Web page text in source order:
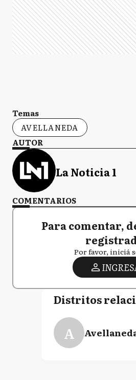
Temas
AVELLANEDA
AUTOR
La Noticia 1
COMENTARIOS
Para comentar,
Por favor, iniciá
Distritos
A